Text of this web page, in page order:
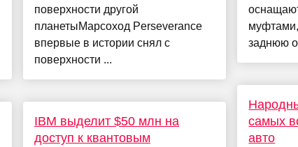
поверхности другой
планетыМарсоход Perseverance
впервые в истории снял с
поверхности ...
IBM выделит $50 млн на
доступ к квантовым
заднюю
самых
авто